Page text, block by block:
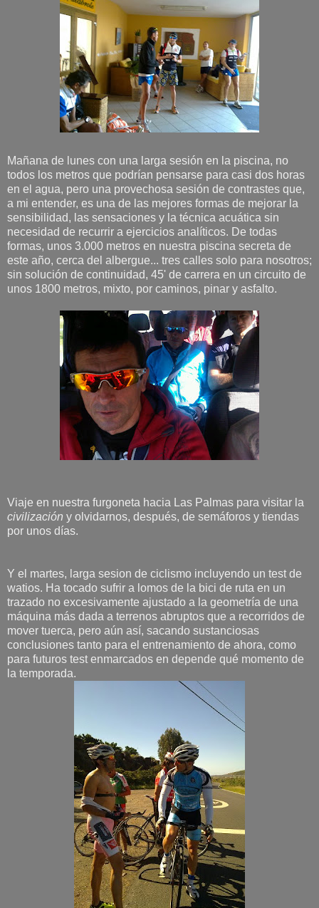
Mañana de lunes con una larga sesión en la piscina, no
todos los metros que podrían pensarse para casi dos horas
en el agua, pero una provechosa sesión de contrastes que,
a mi entender, es una de las mejores formas de mejorar la
sensibilidad, las sensaciones y la técnica acuática sin
necesidad de recurrir a ejercicios analíticos. De todas
formas, unos 3.000 metros en nuestra piscina secreta de
este año, cerca del albergue... tres calles solo para nosotros;
sin solución de continuidad, 45' de carrera en un circuito de
unos 1800 metros, mixto, por caminos, pinar y asfalto.
Viaje en nuestra furgoneta hacia Las Palmas para visitar la
civilización y olvidarnos, después, de semáforos y tiendas
por unos días.
Y el martes, larga sesion de ciclismo incluyendo un test de
watios. Ha tocado sufrir a lomos de la bici de ruta en un
trazado no excesivamente ajustado a la geometría de una
máquina más dada a terrenos abruptos que a recorridos de
mover tuerca, pero aún así, sacando sustanciosas
conclusiones tanto para el entrenamiento de ahora, como
para futuros test enmarcados en depende qué momento de
la temporada.